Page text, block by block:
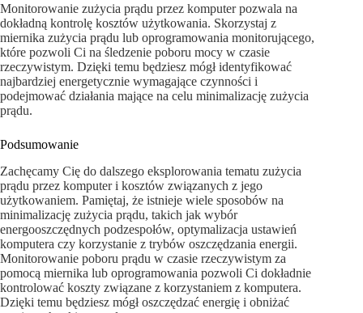
Monitorowanie zużycia prądu przez komputer pozwala na
dokładną kontrolę kosztów użytkowania. Skorzystaj z
miernika zużycia prądu lub oprogramowania monitorującego,
które pozwoli Ci na śledzenie poboru mocy w czasie
rzeczywistym. Dzięki temu będziesz mógł identyfikować
najbardziej energetycznie wymagające czynności i
podejmować działania mające na celu minimalizację zużycia
prądu.
Podsumowanie
Zachęcamy Cię do dalszego eksplorowania tematu zużycia
prądu przez komputer i kosztów związanych z jego
użytkowaniem. Pamiętaj, że istnieje wiele sposobów na
minimalizację zużycia prądu, takich jak wybór
energooszczędnych podzespołów, optymalizacja ustawień
komputera czy korzystanie z trybów oszczędzania energii.
Monitorowanie poboru prądu w czasie rzeczywistym za
pomocą miernika lub oprogramowania pozwoli Ci dokładnie
kontrolować koszty związane z korzystaniem z komputera.
Dzięki temu będziesz mógł oszczędzać energię i obniżać